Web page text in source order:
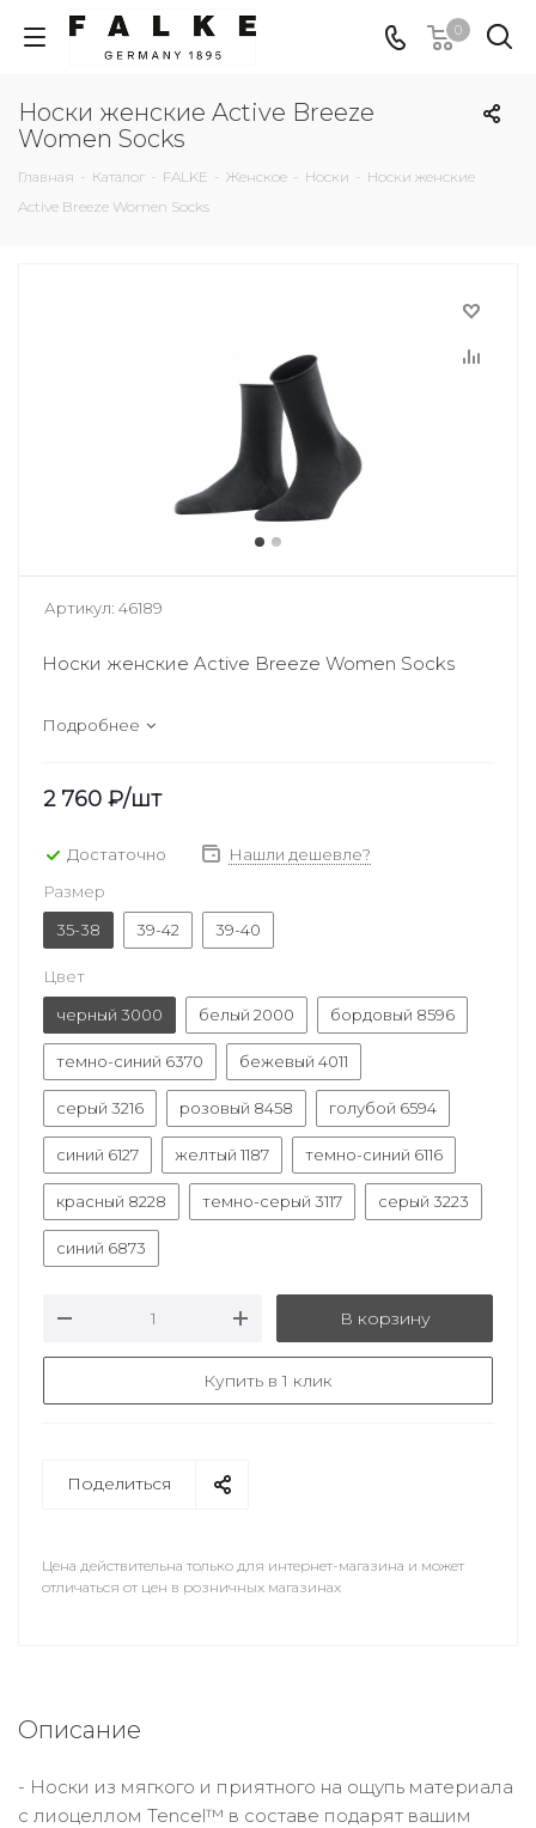
0
Носки женские Active Breeze
Women Socks
Главная - Каталог - FALKE - Женское - Носки - Носки женские
Active Breeze Women Socks
Артикул: 46189
Носки женские Active Breeze Women Socks
Подробнее
2 760 ₽/шт
Достаточно
Нашли дешевле?
Размер
35-38
39-42 39-40
Цвет
черный 3000
белый 2000 бордовый 8596
темно-синий 6370 бежевый 4011
серый 3216 розовый 8458 голубой 6594
синий 6127 желтый 1187 темно-синий 6116
красный 8228 темно-серый 3117 серый 3223
синий 6873
В корзину
Купить в 1 клик
Поделиться
Цена действительна только для интернет-магазина и может
отличаться от цен в розничных магазинах
Описание
- Носки из мягкого и приятного на ощупь материала
с лиоцеллом Tencel™ в составе подарят вашим